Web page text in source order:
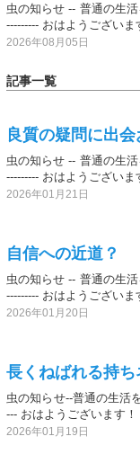
虫の知らせ -- 普通の生
--------- おはようござい
2026年08月05日
記事一覧
良質の疑問に出会
虫の知らせ -- 普通の生
--------- おはようござい
2026年01月21日
自信への近道？
虫の知らせ -- 普通の生
--------- おはようござい
2026年01月20日
長くねばれる持ち
虫の知らせ--普通の生活
--- おはようございます
2026年01月19日